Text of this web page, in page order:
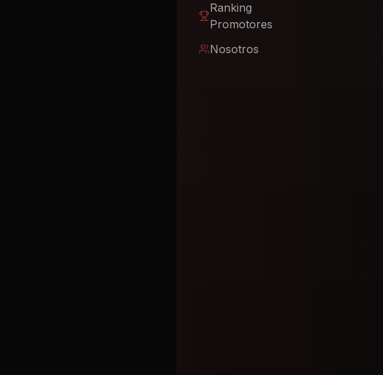
Ranking
Promotores
Nosotros